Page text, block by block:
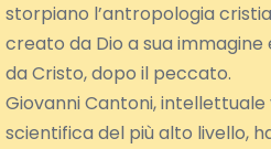
storpiano l’antropologia
creato da Dio a sua immagine
da Cristo, dopo il peccato.
Giovanni Cantoni,
scientifica del più alto livello,